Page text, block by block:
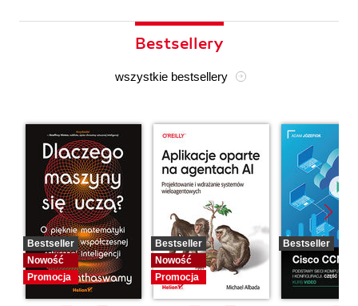
Bestsellery
wszystkie bestsellery
Bestseller
Nowość
Promocja
Bestseller
Nowość
Promocja
Bestseller